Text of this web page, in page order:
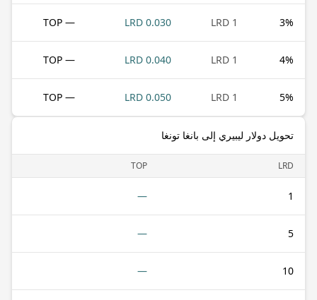
3%
1 LRD
0.030 LRD
— TOP
4%
1 LRD
0.040 LRD
— TOP
5%
1 LRD
0.050 LRD
— TOP
تحويل دولار ليبيري إلى بانغا تونغا
LRD
TOP
1
—
5
—
10
—